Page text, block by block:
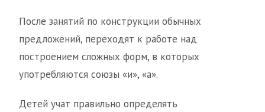
После занятий по конструкции обычных
предложений, переходят к работе над
построением сложных форм, в которых
употребляются союзы «и», «а».
Детей учат правильно определять